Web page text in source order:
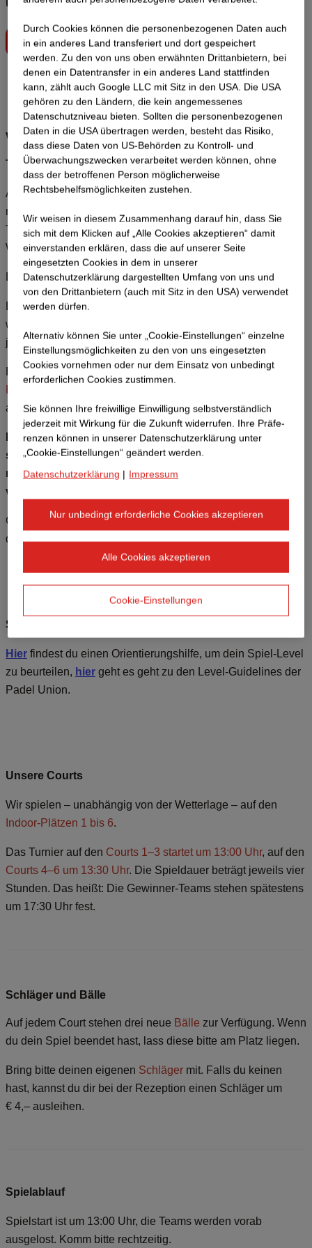
übernimmt die Platzgebühr der Betriebsrat
Wichtig zu wissen
Teilnahmebedingungen
AlleMitarbeiter:innen von STRABAG Ost
mitzuspielen. Das Turnier hat einen klaren Networking- und
Teambuilding-Charakter – im Mittelpunkt steht der Spaß.
Willkommen sind alle Spiel-Levels.
Die Anmeldung erfolgt einzeln (nicht als Team).
Es stehen insgesamt 6 Padel-Plätze zur Verfügung. Gespielt
werden zwei Turniere im Format „King/Queen of the Court“,
jeweils auf drei Plätzen über vier Stunden.
Bei der Anmeldung gilt dasFirst-come-first-served-
automatisch nach und werden per E-Mail informiert.
Bitte sei fair und pünktlich: Solltest du verhindert sein,
sage rechtzeitig ab, damit Kolleg:innen auf der Warteliste
nachrücken können und alle Teams (zwei gegen zwei)
vollständig sind.
Gib bei der Anmeldung bitte dein Spiel-Levelbekannt –
damit unterstützt du uns bei der optimalen Teameinteilung.
Spiel-Levels
Hier findest du einen Orientierungshilfe, um dein Spiel-Level
zu beurteilen, hier geht es geht zu den Level-Guidelines der
Padel Union.
Unsere Courts
Wir spielen – unabhängig von der Wetterlage – auf den
Indoor-Plätzen 1 bis 6.
Das Turnier auf den Courts 1–3 startet um 13:00 Uhr, auf den
Courts 4–6 um 13:30 Uhr. Die Spieldauer beträgt jeweils vier
Stunden. Das heißt: Die Gewinner-Teams stehen spätestens
um 17:30 Uhr fest.
Schläger und Bälle
Auf jedem Court stehen drei neue Bälle zur Verfügung. Wenn
du dein Spiel beendet hast, lass diese bitte am Platz liegen.
Bring bitte deinen eigenen Schläger mit. Falls du keinen
hast, kannst du dir bei der Rezeption einen Schläger um
€ 4,– ausleihen.
Spielablauf
Spielstart ist um 13:00 Uhr, die Teams werden vorab
ausgelost. Komm bitte rechtzeitig.
Durch Cookies können die personenbezogenen Daten auch
in ein anderes Land transferiert und dort gespeichert
werden. Zu den von uns oben erwähnten Drittanbietern, bei
denen ein Datentransfer in ein anderes Land stattfinden
kann, zählt auch Google LLC mit Sitz in den USA. Die USA
gehören zu den Ländern, die kein angemessenes
Datenschutzniveau bieten. Sollten die personenbezogenen
Daten in die USA übertragen werden, besteht das Risiko,
dass diese Daten von US-Behörden zu Kontroll- und
Überwachungszwecken verarbeitet werden können, ohne
dass der betroffenen Person möglicherweise
Rechtsbehelfsmöglichkeiten zustehen.
Wir weisen in diesem Zusammenhang darauf hin, dass Sie
sich mit dem Klicken auf „Alle Cookies akzeptieren“ damit
ein­ver­standen erklären, dass die auf unserer Seite
eingesetzten Cookies in dem in unserer
Datenschutzerklärung dargestellten Umfang von uns und
von den Drittanbietern (auch mit Sitz in den USA) verwendet
werden dürfen.
Alternativ können Sie unter „Cookie-Einstellungen“ einzelne
Einstellungsmöglichkeiten zu den von uns eingesetzten
Cookies vornehmen oder nur dem Einsatz von unbedingt
erforderlichen Cookies zustimmen.
Sie können Ihre freiwillige Einwilligung selbstverständlich
jederzeit mit Wirkung für die Zukunft widerrufen. Ihre Prä­fe­
renzen können in unserer Datenschutzerklärung unter
„Cookie-Einstellungen“ geändert werden.
Datenschutzerklärung | Impressum
Nur unbedingt erforderliche Cookies akzeptieren
Alle Cookies akzeptieren
Cookie-Einstellungen